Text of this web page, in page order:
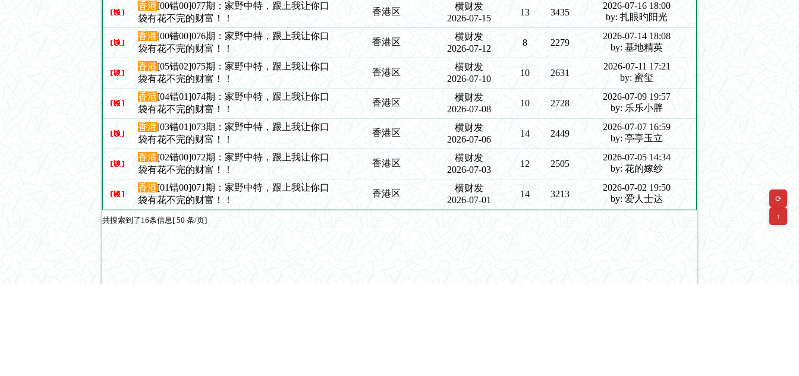
⟳
↑
香港[00错00]077期：家野中特，跟上我让你口
袋有花不完的财富！！
香港区
横财发
2026-07-15
13 3435
2026-07-16 18:00
by: 扎眼旳阳光
香港[00错00]076期：家野中特，跟上我让你口
袋有花不完的财富！！
香港区
横财发
2026-07-12
8 2279
2026-07-14 18:08
by: 基地精英
香港[05错02]075期：家野中特，跟上我让你口
袋有花不完的财富！！
香港区
横财发
2026-07-10
10 2631
2026-07-11 17:21
by: 蜜玺
香港[04错01]074期：家野中特，跟上我让你口
袋有花不完的财富！！
香港区
横财发
2026-07-08
10 2728
2026-07-09 19:57
by: 乐乐小胖
香港[03错01]073期：家野中特，跟上我让你口
袋有花不完的财富！！
香港区
横财发
2026-07-06
14 2449
2026-07-07 16:59
by: 亭亭玉立
香港[02错00]072期：家野中特，跟上我让你口
袋有花不完的财富！！
香港区
横财发
2026-07-03
12 2505
2026-07-05 14:34
by: 花的嫁纱
香港[01错00]071期：家野中特，跟上我让你口
袋有花不完的财富！！
香港区
横财发
2026-07-01
14 3213
2026-07-02 19:50
by: 爱人士达
共搜索到了16条信息[ 50 条/页]